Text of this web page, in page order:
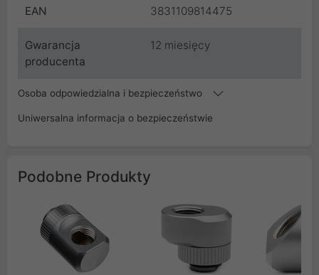
EAN 3831109814475
Gwarancja
producenta
12 miesięcy
Osoba odpowiedzialna i bezpieczeństwo
Uniwersalna informacja o bezpieczeństwie
Podobne Produkty